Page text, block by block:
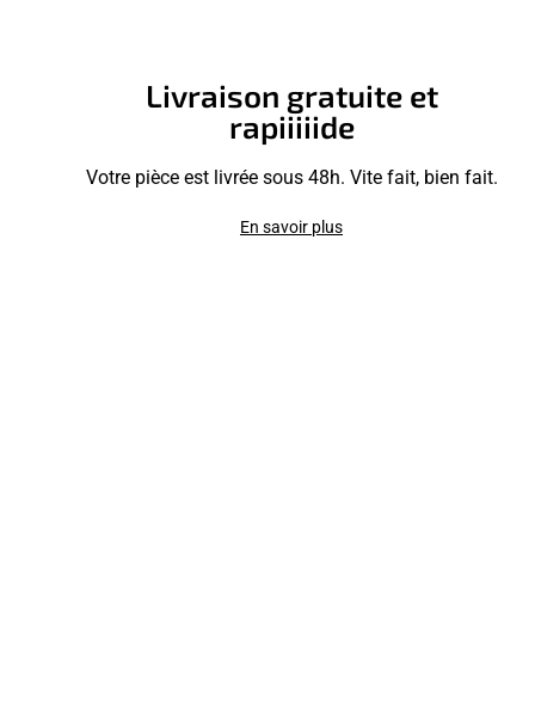
Livraison gratuite et
rapiiiiide
Votre pièce est livrée sous 48h. Vite fait, bien fait.
En savoir plus